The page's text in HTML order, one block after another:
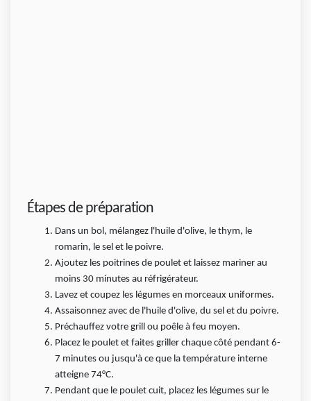
Étapes de préparation
Dans un bol, mélangez l'huile d'olive, le thym, le
romarin, le sel et le poivre.
Ajoutez les poitrines de poulet et laissez mariner au
moins 30 minutes au réfrigérateur.
Lavez et coupez les légumes en morceaux uniformes.
Assaisonnez avec de l'huile d'olive, du sel et du poivre.
Préchauffez votre grill ou poêle à feu moyen.
Placez le poulet et faites griller chaque côté pendant 6-
7 minutes ou jusqu'à ce que la température interne
atteigne 74°C.
Pendant que le poulet cuit, placez les légumes sur le